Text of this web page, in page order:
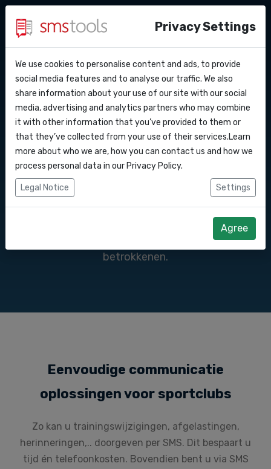
API Docs
Webhooks
Integraties
Zapier
Waarom smstools?
Blog
Service level agreement
Contact
Een offerte aanvragen
Eenvoudige
communicatie
oplossingen voor
sportclubs
Communiceer snel & efficiënt via SMS naar
teamleden, ouders, trainers en andere
betrokkenen.
Eenvoudige communicatie
oplossingen voor sportclubs
Zo kan u trainingswijzigingen, afgelastingen,
herinneringen,.. doorgeven per SMS. Dit bespaart u
tijd én telefoonkosten. Bovendien bent u via SMS
Privacy Settings
We use cookies to personalise content and ads, to provide
social media features and to analyse our traffic. We also
share information about your use of our site with our social
media, advertising and analytics partners who may combine
it with other information that you’ve provided to them or
that they’ve collected from your use of their services.Learn
more about who we are, how you can contact us and how we
process personal data in our Privacy Policy.
Legal Notice Settings
Agree